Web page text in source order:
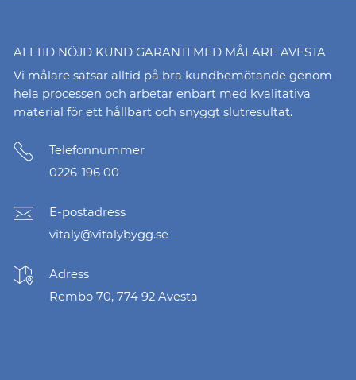
ALLTID NÖJD KUND GARANTI MED MÅLARE AVESTA
Vi målare satsar alltid på bra kundbemötande genom
hela processen och arbetar enbart med kvalitativa
material för ett hållbart och snyggt slutresultat.
Telefonnummer
0226-196 00
E-postadress
vitaly@vitalybygg.se
Adress
Rembo 70, 774 92 Avesta